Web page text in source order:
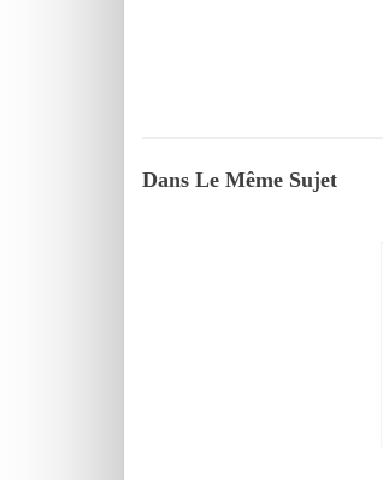
Dans Le Même Sujet